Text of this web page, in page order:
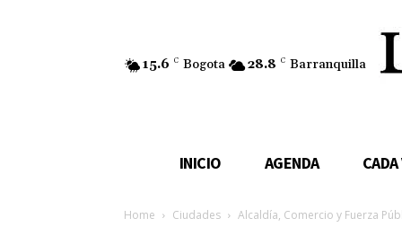
15.6 C Bogota 28.8 C Barranquilla
INICIO AGENDA
Home Ciudades Alcaldía, Comercio y Fuerza